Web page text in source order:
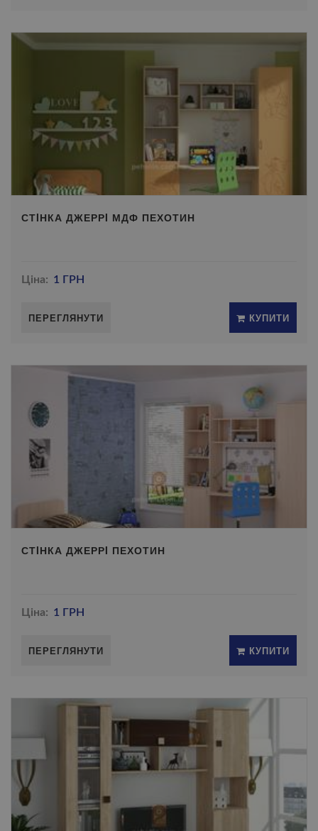
СТIНКА ДЖЕРРI МДФ ПЕХОТИН
Ціна: 1 ГРН
ПЕРЕГЛЯНУТИ КУПИТИ
СТIНКА ДЖЕРРI ПЕХОТИН
Ціна: 1 ГРН
ПЕРЕГЛЯНУТИ КУПИТИ